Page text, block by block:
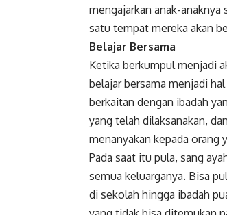
mengajarkan anak-
satu tempat mereka akan
Belajar Bersama
Ketika berkumpul menjadi
belajar bersama menjadi
berkaitan dengan ibadah
yang telah dilaksanakan,
menanyakan kepada orang
Pada saat itu pula, sang
semua keluarganya. Bisa
di sekolah hingga ibadah